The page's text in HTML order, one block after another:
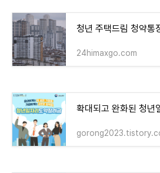
청년 주택드림 청약통
24himaxgo.com